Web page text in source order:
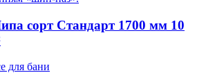
сорт Стандарт 1700 мм 10
для бани